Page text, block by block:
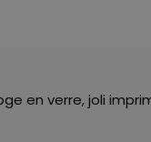
en verre, joli